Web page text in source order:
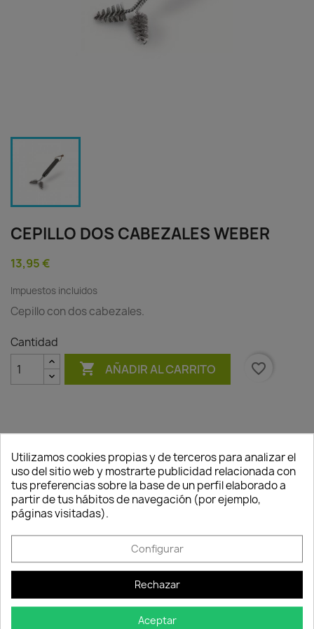
CEPILLO DOS CABEZALES WEBER
13,95 €
Impuestos incluidos
Cepillo con dos cabezales.
Cantidad
 AÑADIR AL CARRITO favorite_border
Descripción Detalles del producto
Cepillo con dos cabezales.
Política de
Política de
entrega
Política de
Utilizamos cookies propias y de terceros para analizar el
uso del sitio web y mostrarte publicidad relacionada con
tus preferencias sobre la base de un perfil elaborado a
partir de tus hábitos de navegación (por ejemplo,
páginas visitadas).
Configurar
Rechazar
Aceptar
Consentimiento de cookies